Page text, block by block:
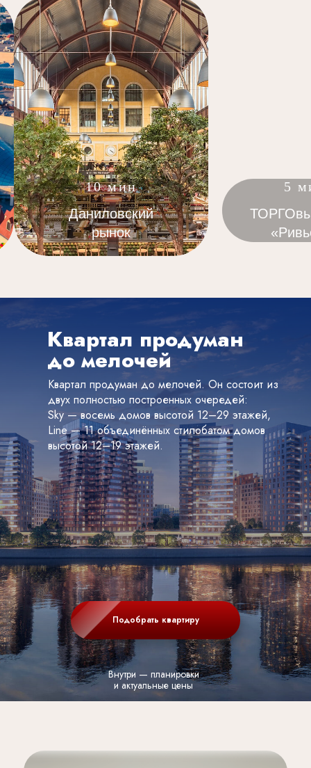
15 мин
Павелецкая
площадь
10
Квартал продуман
до мелочей
Квартал продуман до мелочей. Он состоит из
двух полностью построенных очередей:
Sky — восемь домов высотой 12–29 этажей,
Line — 11 объединённых стилобатом домов
высотой 12–19 этажей.
Подобрать квартиру
Внутри — планировки
и актуальные цены